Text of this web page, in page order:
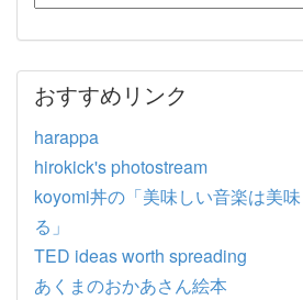
おすすめリンク
harappa
hirokick's photostream
koyomi丼の「美味しい音楽は美
る」
TED ideas worth spreading
あくまのおかあさん絵本